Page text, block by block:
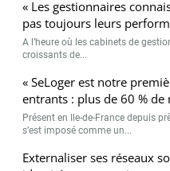
« Les gestionnaires
pas toujours leurs
A l’heure où les cabinets de
croissants de...
« SeLoger est notre
entrants : plus de 60 % de
Présent en Ile-de-France depuis
s’est imposé comme un...
Externaliser ses réseaux